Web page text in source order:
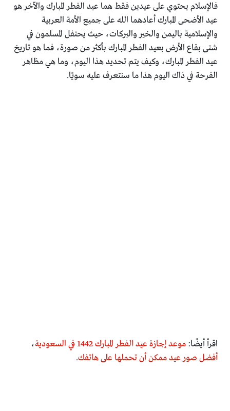
فالإسلام يحتوي على عيدين فقط هما عيد الفطر المبارك والآخر هو
عيد الأضحى المبارك أعادهما الله على جميع الأمة العربية
والإسلامية باليمن والخير والبركات، حيث يحتفل المسلمون في
شتى بقاع الأرض بعيد الفطر المبارك بأكثر من صورة، فما هو تاريخ
عيد الفطر المبارك، وكيف يتم تحديد هذا اليوم، وما هي مظاهر
الفرحة في ذاك اليوم هذا ما سنتعرف عليه سويًا.
اقرأ أيضًا: موعد إجازة عيد الفطر المبارك 1442 في السعودية
،
أفضل صور عيد ممكن أن تحملها على هاتفك.